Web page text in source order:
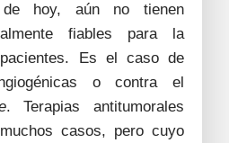
hoy, aún no tienen
fiables para la
Es el caso de
o contra el
. Terapias antitumorales
casos, pero cuyo